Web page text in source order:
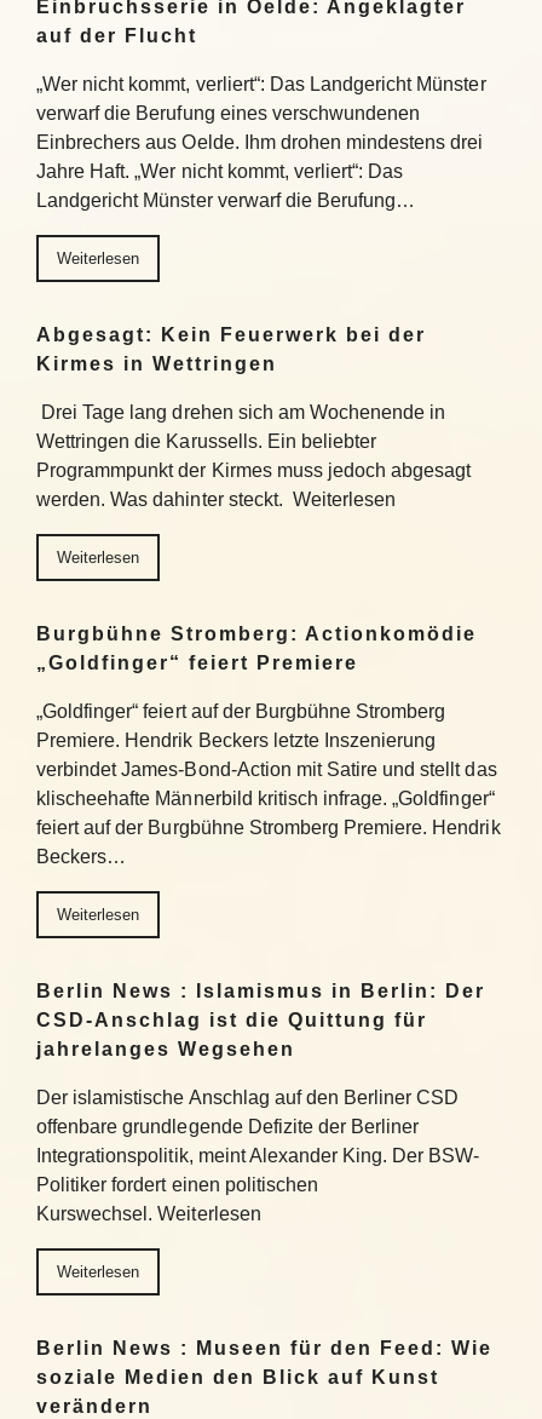
Einbruchsserie in Oelde: Angeklagter
auf der Flucht
„Wer nicht kommt, verliert“: Das Landgericht Münster
verwarf die Berufung eines verschwundenen
Einbrechers aus Oelde. Ihm drohen mindestens drei
Jahre Haft. „Wer nicht kommt, verliert“: Das
Landgericht Münster verwarf die Berufung…
Weiterlesen
Abgesagt: Kein Feuerwerk bei der
Kirmes in Wettringen
Drei Tage lang drehen sich am Wochenende in
Wettringen die Karussells. Ein beliebter
Programmpunkt der Kirmes muss jedoch abgesagt
werden. Was dahinter steckt. Weiterlesen
Weiterlesen
Burgbühne Stromberg: Actionkomödie
„Goldfinger“ feiert Premiere
„Goldfinger“ feiert auf der Burgbühne Stromberg
Premiere. Hendrik Beckers letzte Inszenierung
verbindet James-Bond-Action mit Satire und stellt das
klischeehafte Männerbild kritisch infrage. „Goldfinger“
feiert auf der Burgbühne Stromberg Premiere. Hendrik
Beckers…
Weiterlesen
Berlin News : Islamismus in Berlin: Der
CSD-Anschlag ist die Quittung für
jahrelanges Wegsehen
Der islamistische Anschlag auf den Berliner CSD
offenbare grundlegende Defizite der Berliner
Integrationspolitik, meint Alexander King. Der BSW-
Politiker fordert einen politischen
Kurswechsel. Weiterlesen
Weiterlesen
Berlin News : Museen für den Feed: Wie
soziale Medien den Blick auf Kunst
verändern